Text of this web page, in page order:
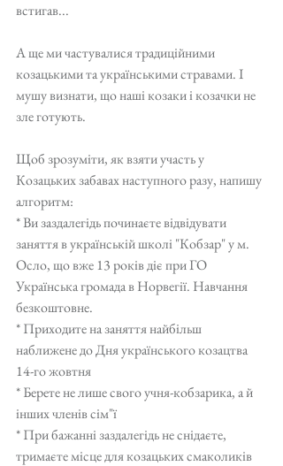
встигав...
А ще ми частувалися традиційними
козацькими та українськими стравами. І
мушу визнати, що наші козаки і козачки не
зле готують.
Щоб зрозуміти, як взяти участь у
Козацьких забавах наступного разу, напишу
алгоритм:
* Ви заздалегідь починаєте відвідувати
заняття в українській школі "Кобзар" у м.
Осло, що вже 13 років діє при ГО
Українська громада в Норвегії. Навчання
безкоштовне.
* Приходите на заняття найбільш
наближене до Дня українського козацтва
14-го жовтня
* Берете не лише свого учня-кобзарика, а й
інших членів сім"ї
* При бажанні заздалегідь не снідаєте,
тримаєте місце для козацьких смаколиків